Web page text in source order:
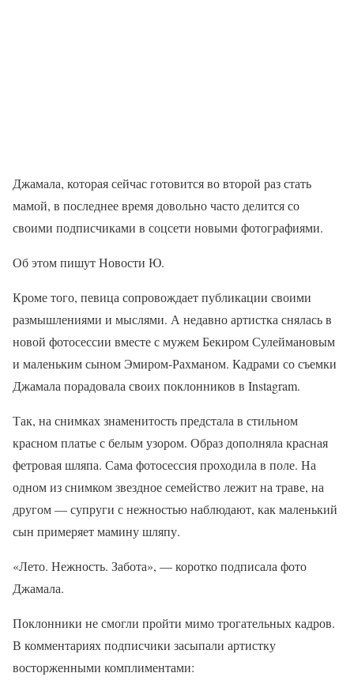
Джамала, которая сейчас готовится во второй раз стать
мамой, в последнее время довольно часто делится со
своими подписчиками в соцсети новыми фотографиями.
Об этом пишут Новости Ю.
Кроме того, певица сопровождает публикации своими
размышлениями и мыслями. А недавно артистка снялась в
новой фотосессии вместе с мужем Бекиром Сулеймановым
и маленьким сыном Эмиром-Рахманом. Кадрами со съемки
Джамала порадовала своих поклонников в Instagram.
Так, на снимках знаменитость предстала в стильном
красном платье с белым узором. Образ дополняла красная
фетровая шляпа. Сама фотосессия проходила в поле. На
одном из снимком звездное семейство лежит на траве, на
другом — супруги с нежностью наблюдают, как маленький
сын примеряет мамину шляпу.
«Лето. Нежность. Забота», — коротко подписала фото
Джамала.
Поклонники не смогли пройти мимо трогательных кадров.
В комментариях подписчики засыпали артистку
восторженными комплиментами: